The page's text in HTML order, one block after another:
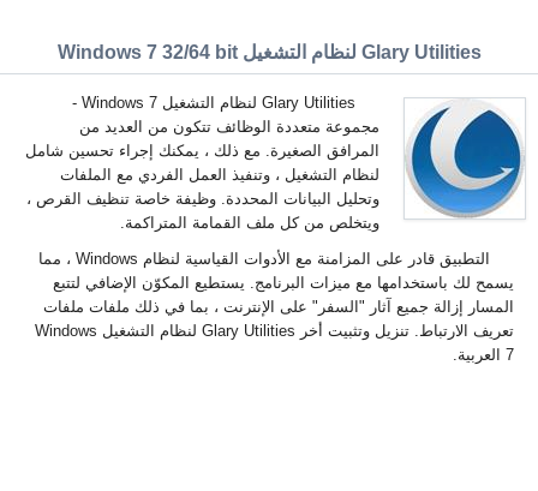
Glary Utilities لنظام التشغيل Windows 7 32/64 bit
Glary Utilities لنظام التشغيل Windows 7 -
مجموعة متعددة الوظائف تتكون من العديد من
المرافق الصغيرة. مع ذلك ، يمكنك إجراء تحسين شامل
لنظام التشغيل ، وتنفيذ العمل الفردي مع الملفات
وتحليل البيانات المحددة. وظيفة خاصة تنظيف القرص ،
ويتخلص من كل ملف القمامة المتراكمة.
التطبيق قادر على المزامنة مع الأدوات القياسية لنظام Windows ، مما
يسمح لك باستخدامها مع ميزات البرنامج. يستطيع المكوّن الإضافي لتتبع
المسار إزالة جميع آثار "السفر" على الإنترنت ، بما في ذلك ملفات ملفات
تعريف الارتباط. تنزيل وتثبيت أخر Glary Utilities لنظام التشغيل Windows